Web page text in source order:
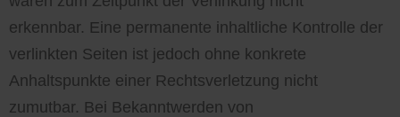
erkennbar. Eine permanente inhaltliche Kontrolle der
verlinkten Seiten ist jedoch ohne konkrete
Anhaltspunkte einer Rechtsverletzung nicht
zumutbar. Bei Bekanntwerden von